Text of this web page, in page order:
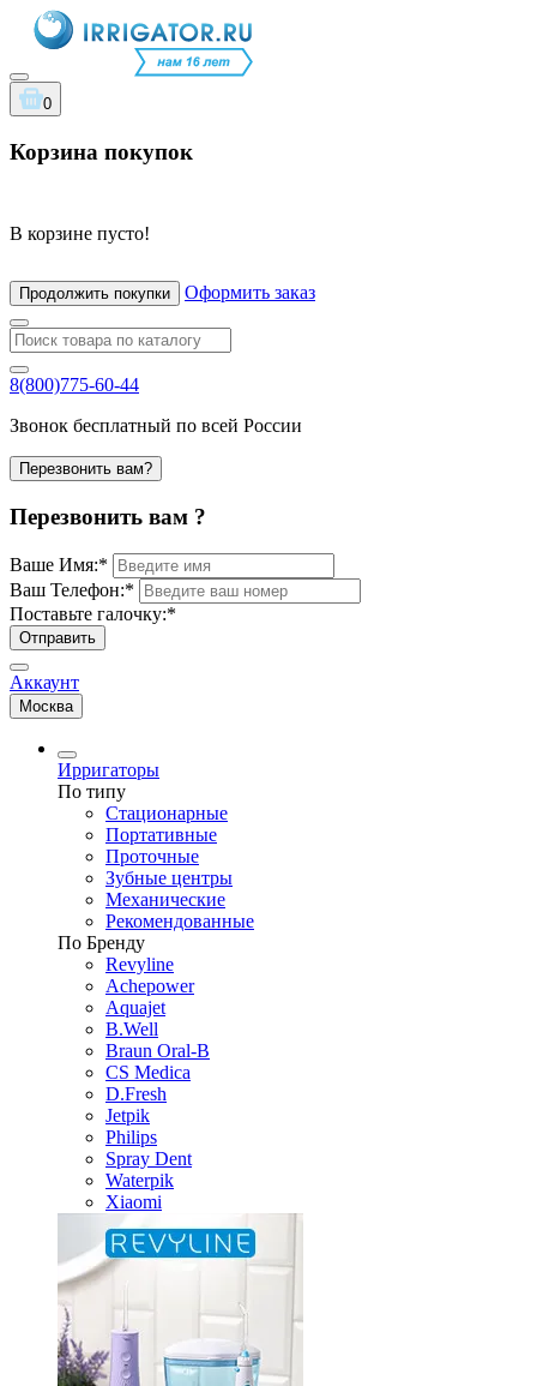
0
Корзина покупок
В корзине пусто!
Продолжить покупки Оформить заказ
8(800)775-60-44
Звонок бесплатный по всей России
Перезвонить вам?
Перезвонить вам ?
Ваше Имя:*
Ваш Телефон:*
Поставьте галочку:*
Отправить
Аккаунт
Москва
Ирригаторы
По типу
Стационарные
Портативные
Проточные
Зубные центры
Механические
Рекомендованные
По Бренду
Revyline
Achepower
Aquajet
B.Well
Braun Oral-B
CS Medica
D.Fresh
Jetpik
Philips
Spray Dent
Waterpik
Xiaomi